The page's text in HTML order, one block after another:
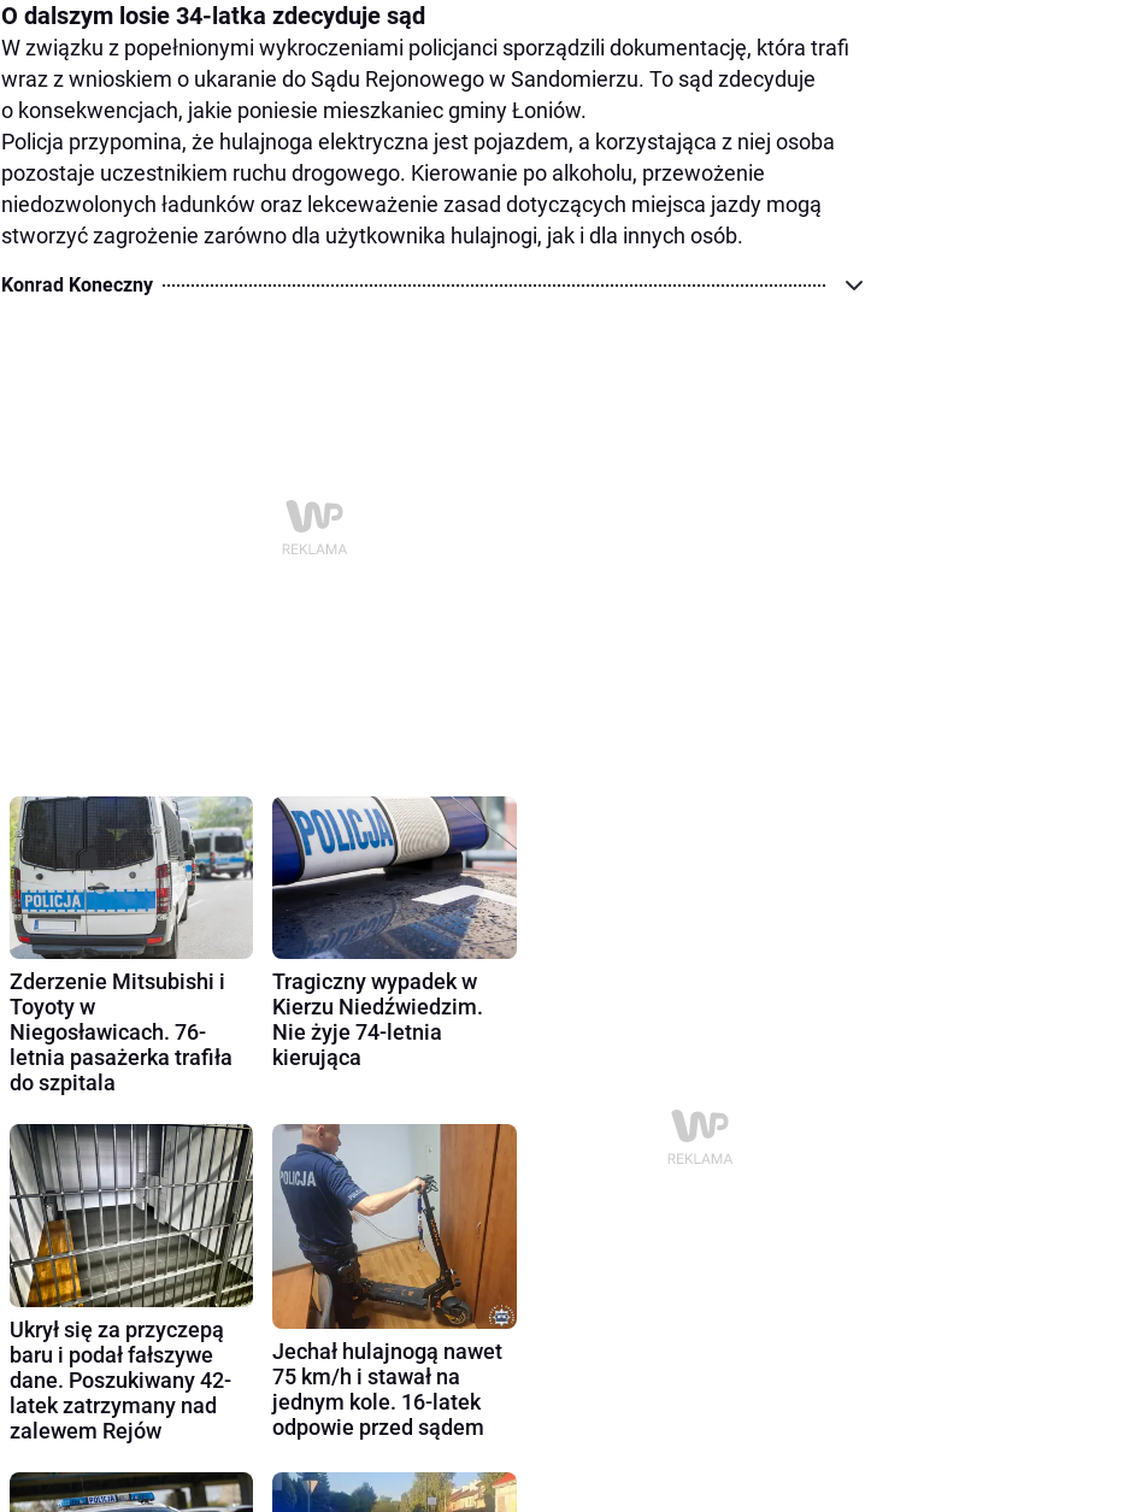
O dalszym losie 34-latka zdecyduje sąd
W związku z popełnionymi wykroczeniami policjanci sporządzili dokumentację, która trafi
wraz z wnioskiem o ukaranie do Sądu Rejonowego w Sandomierzu. To sąd zdecyduje
o konsekwencjach, jakie poniesie mieszkaniec gminy Łoniów.
Policja przypomina, że hulajnoga elektryczna jest pojazdem, a korzystająca z niej osoba
pozostaje uczestnikiem ruchu drogowego. Kierowanie po alkoholu, przewożenie
niedozwolonych ładunków oraz lekceważenie zasad dotyczących miejsca jazdy mogą
stworzyć zagrożenie zarówno dla użytkownika hulajnogi, jak i dla innych osób.
Konrad Koneczny
Zderzenie Mitsubishi i
Toyoty w
Niegosławicach. 76-
letnia pasażerka trafiła
do szpitala
Tragiczny wypadek w
Kierzu Niedźwiedzim.
Nie żyje 74-letnia
kierująca
Ukrył się za przyczepą
baru i podał fałszywe
dane. Poszukiwany 42-
latek zatrzymany nad
zalewem Rejów
Jechał hulajnogą nawet
75 km/h i stawał na
jednym kole. 16-latek
odpowie przed sądem